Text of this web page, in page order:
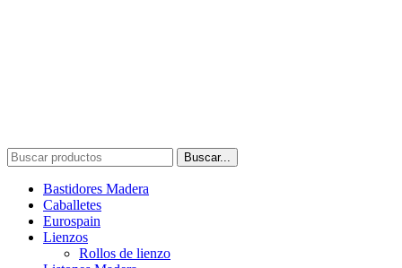
Buscar...
Bastidores Madera
Caballetes
Eurospain
Lienzos
Rollos de lienzo